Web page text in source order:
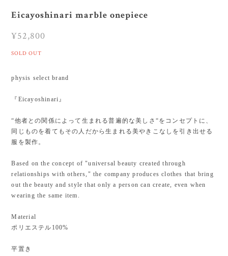
Eicayoshinari marble onepiece
¥52,800
SOLD OUT
physis select brand
『Eicayoshinari』
“他者との関係によって生まれる普遍的な美しさ“をコンセプトに、
同じものを着てもその人だから生まれる美やきこなしを引き出せる
服を製作。
Based on the concept of "universal beauty created through
relationships with others," the company produces clothes that bring
out the beauty and style that only a person can create, even when
wearing the same item.
Material
ポリエステル100%
平置き